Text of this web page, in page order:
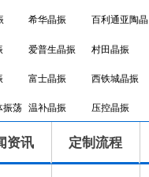
希华晶振 百利通亚陶晶
振
爱普生晶振 村田晶振
富士晶振 西铁城晶振
振荡 温补晶振 压控晶振
32.768K有源
晶振
恒温晶振
6035晶振 5032晶振
资讯 定制流程